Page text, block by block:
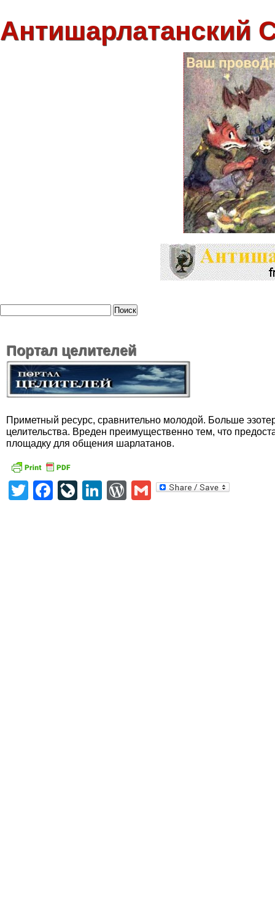
Антишарлатанский
Портал целителей
Приметный ресурс, сравнительно молодой. Больше
целительства. Вреден преимущественно тем, что
площадку для общения шарлатанов.
TwitterFacebook
LiveJournal
LinkedIn
WordPress
Gmail